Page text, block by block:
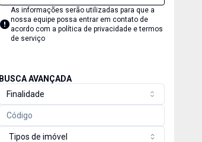
As informações serão utilizadas para que a
nossa equipe possa entrar em contato de
acordo com a política de privacidade e termos
de serviço
BUSCA AVANÇADA
Finalidade
Tipos de imóvel